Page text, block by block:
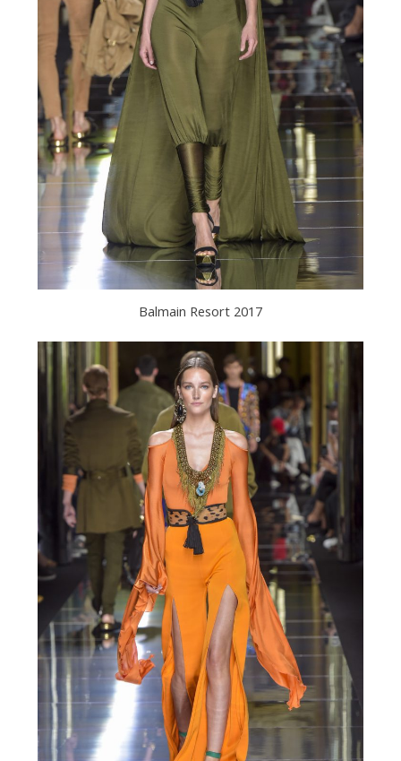
Balmain Resort 2017